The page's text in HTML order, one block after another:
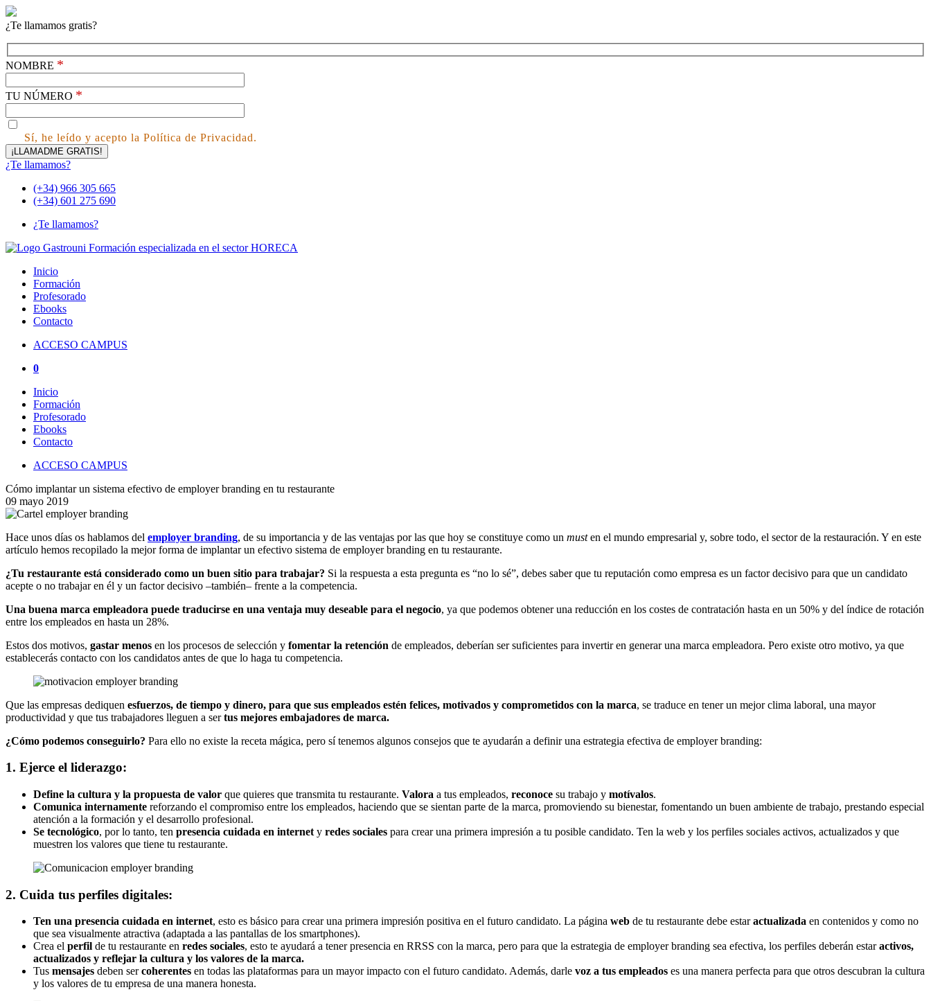
¿Te llamamos gratis?
NOMBRE *
TU NÚMERO *
Sí, he leído y acepto la Política de Privacidad.
¿Te llamamos?
(+34) 966 305 665
(+34) 601 275 690
¿Te llamamos?
Inicio
Formación
Profesorado
Ebooks
Contacto
ACCESO CAMPUS
0
Inicio
Formación
Profesorado
Ebooks
Contacto
ACCESO CAMPUS
Cómo implantar un sistema efectivo de employer branding en tu restaurante
09 mayo 2019
Hace unos días os hablamos del employer branding, de su importancia y de las ventajas por las que hoy se constituye como un musten el mundo empresarial y, sobre todo, el sector de la restauración. Y en este
artículo hemos recopilado la mejor forma de implantar un efectivo sistema de employer branding en tu restaurante.
¿Tu restaurante está considerado como un buen sitio para trabajar? Si la respuesta a esta pregunta es “no lo sé”, debes saber que tu reputación como empresa es un factor decisivo para que un candidato
acepte o no trabajar en él y un factor decisivo –también– frente a la competencia.
Una buena marca empleadora puede traducirse en una ventaja muy deseable para el negocio, ya que podemos obtener una reducción en los costes de contratación hasta en un 50% y del índice de rotación
entre los empleados en hasta un 28%.
Estos dos motivos, gastar menos en los procesos de selección y fomentar la retención de empleados, deberían ser suficientes para invertir en generar una marca empleadora. Pero existe otro motivo, ya que
establecerás contacto con los candidatos antes de que lo haga tu competencia.
Que las empresas dediquen esfuerzos, de tiempo y dinero, para que sus empleados estén felices, motivados y comprometidos con la marca, se traduce en tener un mejor clima laboral, una mayor
productividad y que tus trabajadores lleguen a sertus mejores embajadores de marca.
¿Cómo podemos conseguirlo? Para ello no existe la receta mágica, pero sí tenemos algunos consejos que te ayudarán a definir una estrategia efectiva de employer branding:
1. Ejerce el liderazgo:
Define la cultura y la propuesta de valor que quieres que transmita tu restaurante. Valora a tus empleados, reconoce su trabajo y motívalos.
Comunica internamente reforzando el compromiso entre los empleados, haciendo que se sientan parte de la marca, promoviendo su bienestar, fomentando un buen ambiente de trabajo, prestando especial
atención a la formación y el desarrollo profesional.
Se tecnológico, por lo tanto, ten presencia cuidada en internet y redes sociales para crear una primera impresión a tu posible candidato. Ten la web y los perfiles sociales activos, actualizados y que
muestren los valores que tiene tu restaurante.
2. Cuida tus perfiles digitales:
Ten una presencia cuidada en internet, esto es básico para crear una primera impresión positiva en el futuro candidato. La página web de tu restaurante debe estaractualizada en contenidos y como no
que sea visualmente atractiva (adaptada a las pantallas de los smartphones).
Crea el perfil de tu restaurante en redes sociales, esto te ayudará a tener presencia en RRSS con la marca, pero para que la estrategia de employer branding sea efectiva, los perfiles deberán estaractivos,
actualizados y reflejar la cultura y los valores de la marca.
Tus mensajes deben sercoherentes en todas las plataformas para un mayor impacto con el futuro candidato. Además, darle voz a tus empleados es una manera perfecta para que otros descubran la cultura
y los valores de tu empresa de una manera honesta.